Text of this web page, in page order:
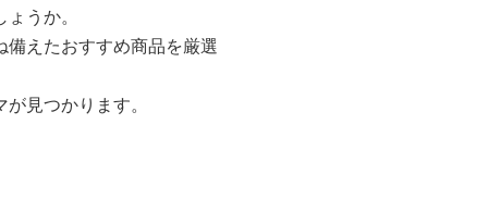
うか。
えたおすすめ商品を厳選
見つかります。